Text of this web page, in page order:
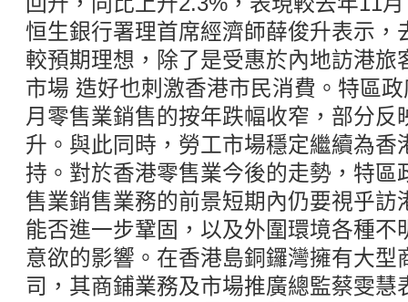
恒生銀行署理首席經濟師薛俊升表示，
較預期理想，除了是受惠於內地訪港旅
市場 造好也刺激香港市民消費。特區
月零售業銷售的按年跌幅收窄，部分反
升。與此同時，勞工市場穩定繼續為香
持。對於香港零售業今後的走勢，特區
售業銷售業務的前景短期內仍要視乎訪
能否進一步鞏固，以及外圍環境各種不
意欲的影響。在香港島銅鑼灣擁有大型
司，其商鋪業務及市場推廣總監蔡雯慧